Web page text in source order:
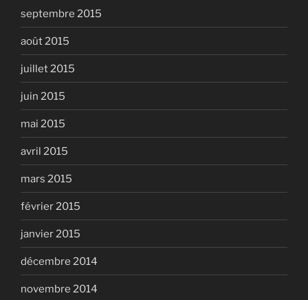
septembre 2015
août 2015
juillet 2015
juin 2015
mai 2015
avril 2015
mars 2015
février 2015
janvier 2015
décembre 2014
novembre 2014